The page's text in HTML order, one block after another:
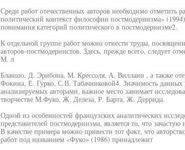
Среди работ отечественных авторов необходимо
политический контекст философии постмодернизма»
понимания категорий политического в постмодернизме2.
К отдельной группе работ можно отнести труды,
авторов-постмодернистов. Здесь, прежде всего, следует
М. л
Бланшо, Д. Эрибона, М. Крессоля, А. Виллани , а также
Фокина, Е. Гурко, С.В. Табачниковой4. Значимость данных
анализируемых авторами, важное место занимает
творчестве М.Фуко, Ж. Делеза, Р. Барта, Ж. Деррида.
Одной из особенностей французских аналитических
представителей постмодернизма, является то, что
В качестве примера можно привести тот факт, что
работ под названием «Фуко» (1986) принадлежит